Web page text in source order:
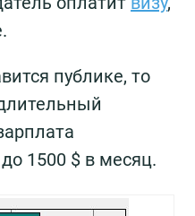
публике, то
1500 $ в месяц.